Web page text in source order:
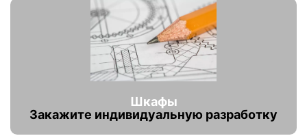
Шкафы
Закажите индивидуальную разработку